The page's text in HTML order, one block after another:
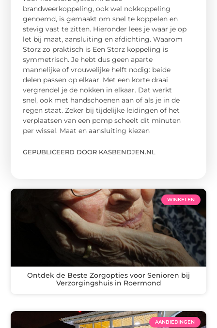
brandweerkoppeling, ook wel nokkoppeling
genoemd, is gemaakt om snel te koppelen en
stevig vast te zitten. Hieronder lees je waar je op
let bij maat, aansluiting en afdichting. Waarom
Storz zo praktisch is Een Storz koppeling is
symmetrisch. Je hebt dus geen aparte
mannelijke of vrouwelijke helft nodig: beide
delen passen op elkaar. Met een korte draai
vergrendel je de nokken in elkaar. Dat werkt
snel, ook met handschoenen aan of als je in de
regen staat. Zeker bij tijdelijke leidingen of het
verplaatsen van een pomp scheelt dit minuten
per wissel. Maat en aansluiting kiezen
GEPUBLICEERD DOOR KASBENDJEN.NL
WINKELEN
Ontdek de Beste Zorgopties voor Senioren bij
Verzorgingshuis in Roermond
AANBIEDINGEN